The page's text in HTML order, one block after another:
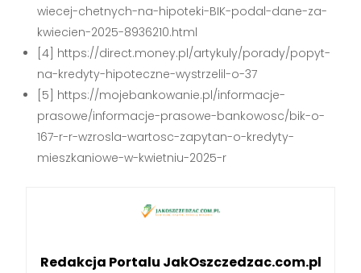
wiecej-chetnych-na-hipoteki-BIK-podal-dane-za-
kwiecien-2025-8936210.html
[4] https://direct.money.pl/artykuly/porady/popyt-
na-kredyty-hipoteczne-wystrzelil-o-37
[5] https://mojebankowanie.pl/informacje-
prasowe/informacje-prasowe-bankowosc/bik-o-
167-r-r-wzrosla-wartosc-zapytan-o-kredyty-
mieszkaniowe-w-kwietniu-2025-r
Redakcja Portalu JakOszczedzac.com.pl